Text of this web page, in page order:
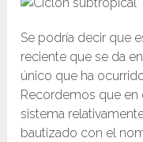
Se podría decir que
reciente que se da
único que ha
Recordemos que en
sistema
bautizado con el